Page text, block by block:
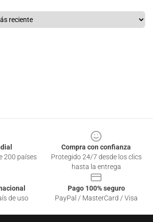
200 países
Compra con confianza
Protegido 24/7 desde los clics
hasta la entrega
de uso
Pago 100% seguro
PayPal / MasterCard / Visa